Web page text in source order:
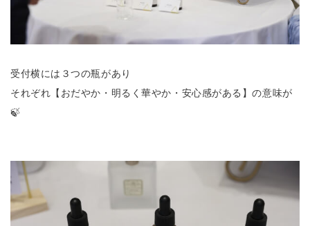
受付横には３つの瓶があり
それぞれ【おだやか・明るく華やか・安心感がある】の意味が
🍃